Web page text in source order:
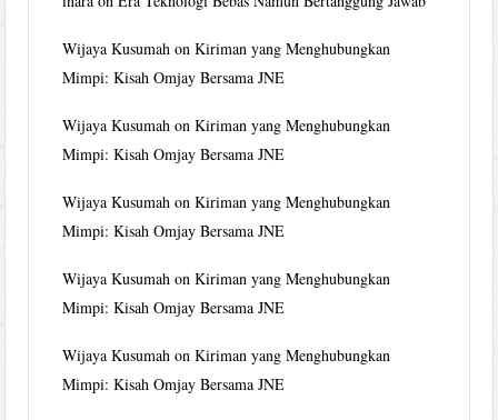
Wijaya Kusumah onKiriman yang Menghubungkan
Mimpi: Kisah Omjay Bersama JNE
Wijaya Kusumah onKiriman yang Menghubungkan
Mimpi: Kisah Omjay Bersama JNE
Wijaya Kusumah onKiriman yang Menghubungkan
Mimpi: Kisah Omjay Bersama JNE
Wijaya Kusumah onKiriman yang Menghubungkan
Mimpi: Kisah Omjay Bersama JNE
Wijaya Kusumah onKiriman yang Menghubungkan
Mimpi: Kisah Omjay Bersama JNE